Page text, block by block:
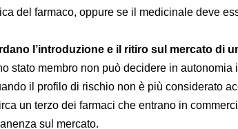
del farmaco, oppure se il medicinale deve
l’introduzione e il ritiro sul mercato di
stato membro non può decidere in autonomia
il profilo di rischio non è più considerato
un terzo dei farmaci che entrano in
sul mercato.